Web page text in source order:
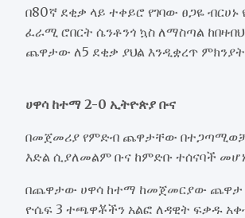
በ80ኛ ደቂቃ ላይ ተቀይሮ የገባው ፀጋዬ
ፈራሚ ሮበርት ሴንቶንጎ ኳስ ለማስጣል
ጨዋታው ለ5 ደቂቃ ያህል እንዲቋረጥ ምክንያት
ሀዋሳ ከተማ 2-0 ኢትዮጵያ ቡና
በመጀመሪያ የምድብ ጨዋታቸው
እድል ሲያለመልም ቡና ከምድቡ ተሰናባች
በጨዋታው ሀዋሳ ከተማ ከመጀመርያው ጨዋታ
ዮሴፍ 3 ተጫዋቾችን አልፎ ለዳዊት ፍቃዱ